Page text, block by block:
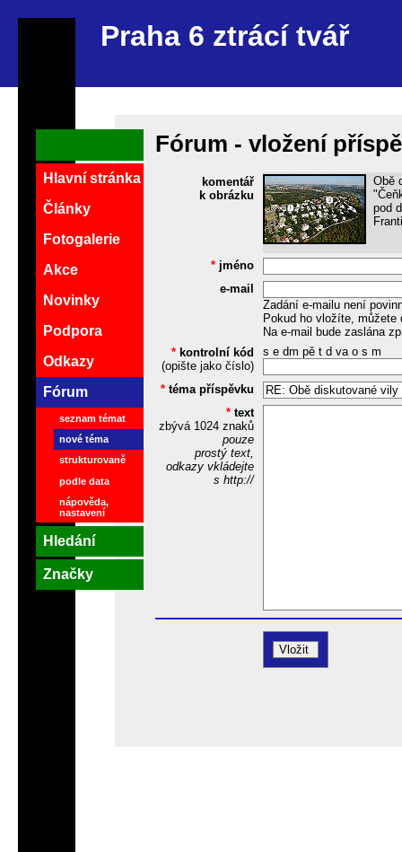
Praha 6 ztrácí tvář
Fórum - vložení
komentář
k obrázku
Obě
pod
* jméno
e-mail
Zadání e-mailu není
Pokud ho vložíte,
Na e-mail bude zaslána
* kontrolní kód
(opište jako číslo)
s e dm pě t d va o s m
* téma příspěvku
* text
zbývá 1024znaků
pouze
prostý text,
odkazy vkládejte
s http://
Hlavní stránka
Články
Fotogalerie
Akce
Novinky
Podpora
Odkazy
Fórum
seznam témat
nové téma
strukturovaně
podle data
nápověda,
nastavení
Hledání
Značky